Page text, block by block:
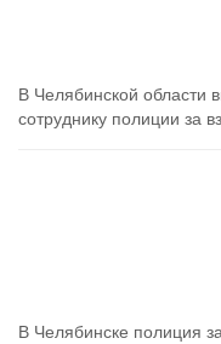
В Челябинской области
сотруднику полиции за
В Челябинске полиция